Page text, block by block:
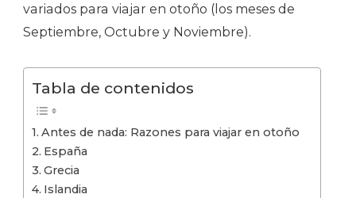
variados para viajar en otoño (los meses de
Septiembre, Octubre y Noviembre).
Tabla de contenidos
Antes de nada: Razones para viajar en otoño
España
Grecia
Islandia